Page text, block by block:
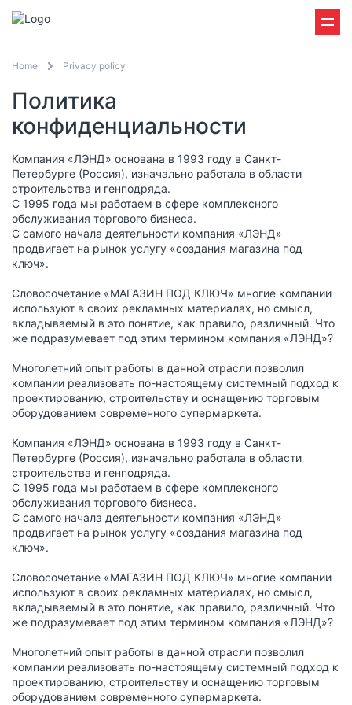
Home Privacy policy
Политика
конфиденциальности
Компания «ЛЭНД» основана в 1993 году в Санкт-
Петербурге (Россия), изначально работала в области
строительства и генподряда.
С 1995 года мы работаем в сфере комплексного
обслуживания торгового бизнеса.
С самого начала деятельности компания «ЛЭНД»
продвигает на рынок услугу «создания магазина под
ключ».
Словосочетание «МАГАЗИН ПОД КЛЮЧ» многие компании
используют в своих рекламных материалах, но смысл,
вкладываемый в это понятие, как правило, различный. Что
же подразумевает под этим термином компания «ЛЭНД»?
Многолетний опыт работы в данной отрасли позволил
компании реализовать по-настоящему системный подход к
проектированию, строительству и оснащению торговым
оборудованием современного супермаркета.
Компания «ЛЭНД» основана в 1993 году в Санкт-
Петербурге (Россия), изначально работала в области
строительства и генподряда.
С 1995 года мы работаем в сфере комплексного
обслуживания торгового бизнеса.
С самого начала деятельности компания «ЛЭНД»
продвигает на рынок услугу «создания магазина под
ключ».
Словосочетание «МАГАЗИН ПОД КЛЮЧ» многие компании
используют в своих рекламных материалах, но смысл,
вкладываемый в это понятие, как правило, различный. Что
же подразумевает под этим термином компания «ЛЭНД»?
Многолетний опыт работы в данной отрасли позволил
компании реализовать по-настоящему системный подход к
проектированию, строительству и оснащению торговым
оборудованием современного супермаркета.